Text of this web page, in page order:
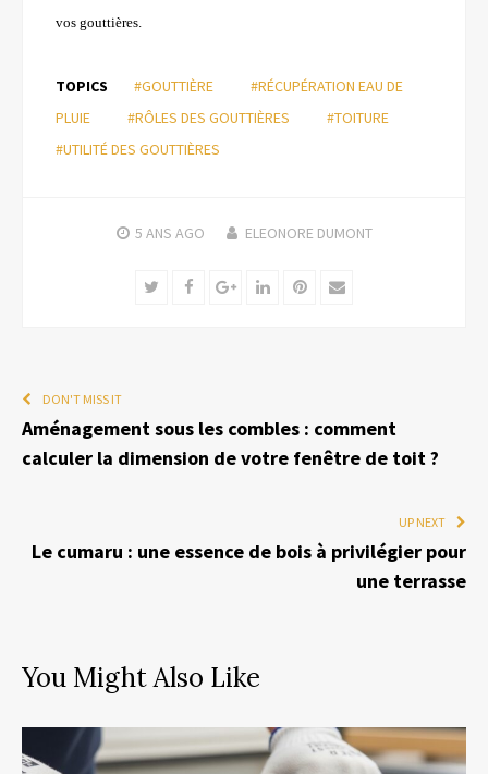
vos gouttières.
TOPICS #GOUTTIÈRE
#RÉCUPÉRATION EAU DE
PLUIE
#RÔLES DES GOUTTIÈRES
#TOITURE
#UTILITÉ DES GOUTTIÈRES
5 ANS AGO ELEONORE DUMONT
TwitterFacebookGoogle+LinkedInPinterest
Email
DON'T MISS IT
Aménagement sous les combles : comment
calculer la dimension de votre fenêtre de toit ?
UP NEXT
Le cumaru : une essence de bois à privilégier pour
une terrasse
You Might Also Like